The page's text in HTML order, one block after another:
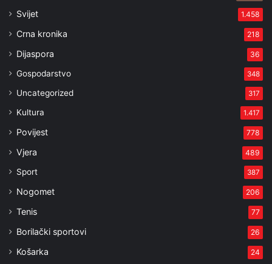
Svijet 1.458
Crna kronika 218
Dijaspora 36
Gospodarstvo 348
Uncategorized 317
Kultura 1.417
Povijest 778
Vjera 489
Sport 387
Nogomet 206
Tenis 77
Borilački sportovi 26
Košarka 24